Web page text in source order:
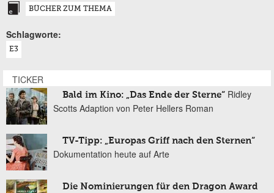
BÜCHER ZUM THEMA
Schlagworte:
E3
TICKER
Bald im Kino: „Das Ende der Sterne“ Ridley
Scotts Adaption von Peter Hellers Roman
TV-Tipp: „Europas Griff nach den Sternen“
Dokumentation heute auf Arte
Die Nominierungen für den Dragon Award